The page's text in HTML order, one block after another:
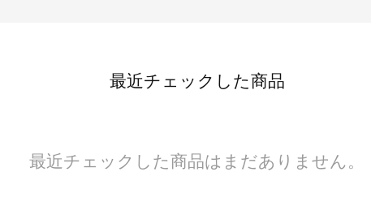
最近チェックした商品
最近チェックした商品はまだありません。